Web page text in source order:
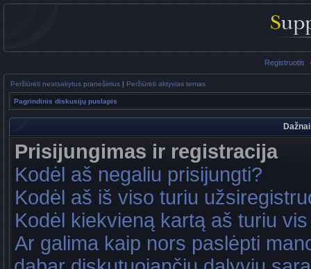
Registruotis
Peržiūrėti neatsakytus pranešimus | Peržiūrėti aktyvias temas
Pagrindinis diskusijų puslapis
Prisijungimas ir registracija
Kodėl aš negaliu prisijungti?
Kodėl aš iš viso turiu
Kodėl kiekvieną kartą aš turiu
Ar galima kaip nors paslėpti